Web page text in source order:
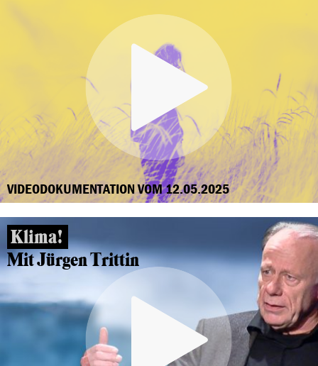
VIDEODOKUMENTATION VOM 12.05.2025
Klima!
Mit Jürgen Trittin